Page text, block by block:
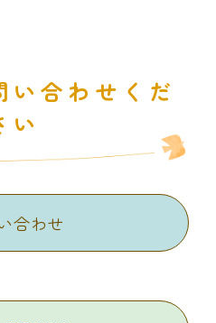
い合わせくだ
い
合わせ